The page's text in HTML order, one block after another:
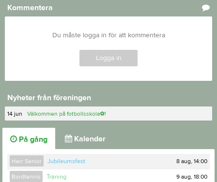
Kommentera
Du måste logga in för att kommentera
Logga in
Nyheter från föreningen
14 jun Välkommen på fotbollsskola⚽!
På gång Kalender
Herr Senior Jubileumsfest 8 aug, 14:00
Bordtennis Träning 9 aug, 18:00